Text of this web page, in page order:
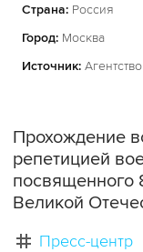
Страна: Россия
Город: Москва
Источник:
Прохождение
репетицией
посвященного
Великой
Пресс-центр